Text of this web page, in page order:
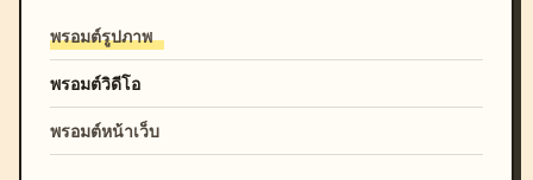
พรอมต์รูปภาพ
พรอมต์วิดีโอ
พรอมต์หน้าเว็บ